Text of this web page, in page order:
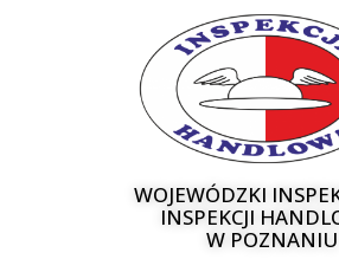
WOJEWÓDZKI
INSPEKCJI
W POZNANIU